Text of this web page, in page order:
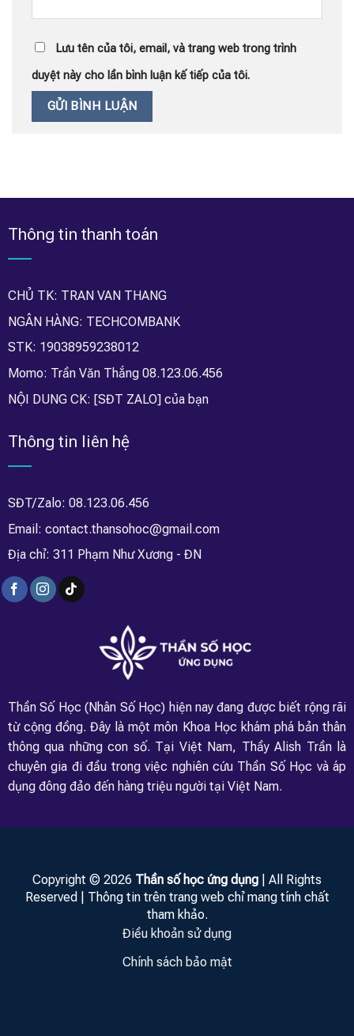
Lưu tên của tôi, email, và trang web trong trình
duyệt này cho lần bình luận kế tiếp của tôi.
Thần Số Học (Nhân Số Học) hiện nay đang được biết rộng rãi
từ cộng đồng. Đây là một môn Khoa Học khám phá bản thân
thông qua những con số. Tại Việt Nam, Thầy Alish Trần là
chuyên gia đi đầu trong việc nghiên cứu Thần Số Học và áp
dụng đông đảo đến hàng triệu người tại Việt Nam.
Thông tin thanh toán
CHỦ TK: TRAN VAN THANG
NGÂN HÀNG: TECHCOMBANK
STK: 19038959238012
Momo: Trần Văn Thắng 08.123.06.456
NỘI DUNG CK: [SĐT ZALO] của bạn
Thông tin liên hệ
SĐT/Zalo: 08.123.06.456
Email: contact.thansohoc@gmail.com
Địa chỉ: 311 Phạm Như Xương - ĐN
Copyright © 2026 Thần số học ứng dụng | All Rights
Reserved | Thông tin trên trang web chỉ mang tính chất
tham khảo.
Điều khoản sử dụng
Chính sách bảo mật